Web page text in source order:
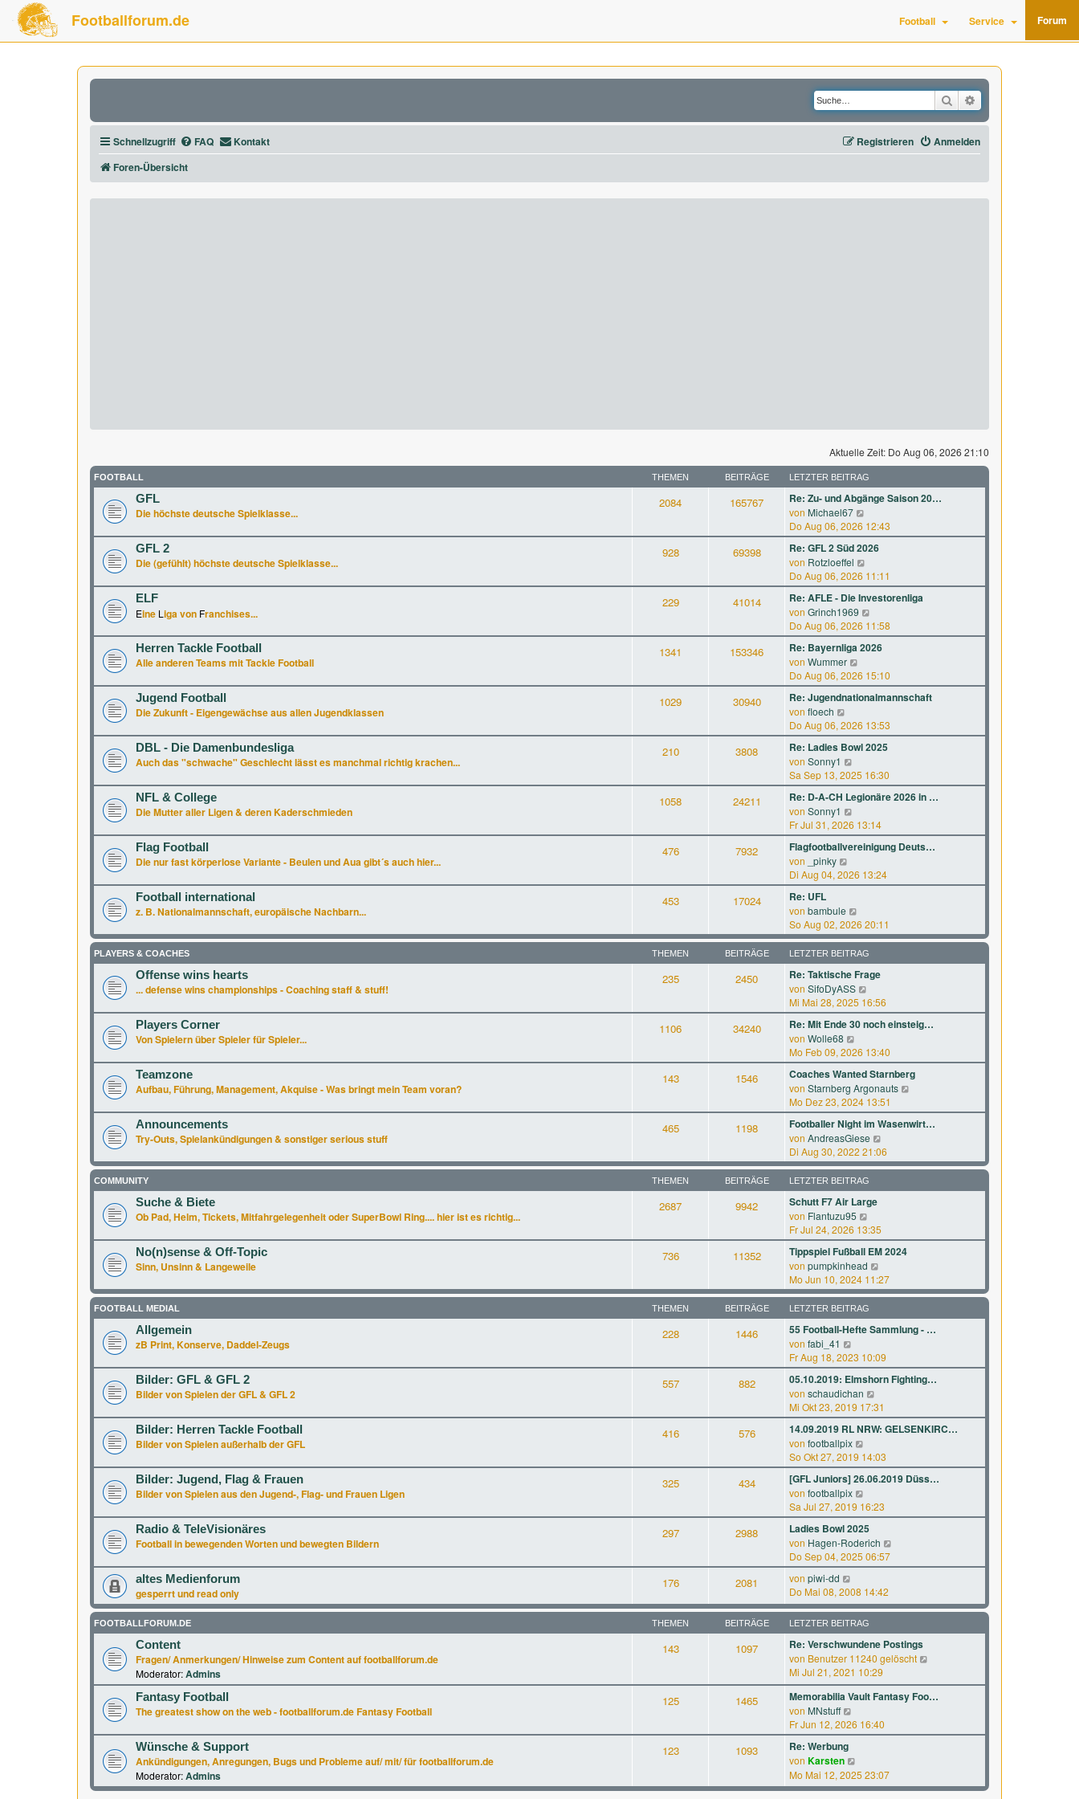
Footballforum.de Football Service Forum
Suche
Schnellzugriff FAQ Kontakt Anmelden
Registrieren
Foren-Übersicht
Aktuelle Zeit: Do Aug 06, 2026 21:10
FOOTBALL THEMEN BEITRÄGE LETZTER BEITRAG
GFL
Die höchste deutsche Spielklasse...
2084 165767 Re: Zu- und Abgänge Saison 20…
von Michael67
e
u
e
t
e
r
B
e
i
r
a
g
Do Aug 06, 2026 12:43
GFL 2
Die (gefühlt) höchste deutsche Spielklasse...
928 69398 Re: GFL 2 Süd 2026
von Rotzloeffel
e
u
e
s
t
e
B
e
i
r
a
g
Do Aug 06, 2026 11:11
ELF
Eine L iga von Franchises...
229 41014 Re: AFLE - Die Investorenliga
von Grinch1969
e
u
e
t
e
B
e
i
r
a
g
Do Aug 06, 2026 11:58
Herren Tackle Football
Alle anderen Teams mit Tackle Football
1341 153346 Re: Bayernliga 2026
von Wummer
e
u
e
t
e
B
e
i
r
a
g
Do Aug 06, 2026 15:10
Jugend Football
Die Zukunft - Eigengewächse aus allen Jugendklassen
1029 30940 Re: Jugendnationalmannschaft
von floech
e
u
e
s
t
e
r
B
e
i
t
r
a
Do Aug 06, 2026 13:53
DBL - Die Damenbundesliga
Auch das "schwache" Geschlecht lässt es manchmal richtig krachen...
210 3808 Re: Ladies Bowl 2025
von Sonny1
e
u
e
t
e
B
e
t
r
a
g
Sa Sep 13, 2025 16:30
NFL & College
Die Mutter aller Ligen & deren Kaderschmieden
1058 24211 Re: D-A-CH Legionäre 2026 in …
von Sonny1
e
u
e
t
r
B
e
i
t
r
a
g
Fr Jul 31, 2026 13:14
Flag Football
Die nur fast körperlose Variante - Beulen und Aua gibt´s auch hier...
476 7932 Flagfootballvereinigung Deuts…
von _pinky
e
u
s
t
e
r
e
i
t
r
a
g
Di Aug 04, 2026 13:24
Football international
z. B. Nationalmannschaft, europäische Nachbarn...
453 17024 Re: UFL
von bambule
e
u
e
s
t
e
r
B
e
i
t
r
a
g
So Aug 02, 2026 20:11
PLAYERS & COACHES THEMEN BEITRÄGE LETZTER BEITRAG
Offense wins hearts
... defense wins championships - Coaching staff & stuff!
235 2450 Re: Taktische Frage
von SifoDyASS
e
u
e
t
e
B
e
i
t
r
a
g
Mi Mai 28, 2025 16:56
Players Corner
Von Spielern über Spieler für Spieler...
1106 34240 Re: Mit Ende 30 noch einsteig…
von Wolle68
e
u
e
s
t
e
B
e
i
t
r
a
g
Mo Feb 09, 2026 13:40
Teamzone
Aufbau, Führung, Management, Akquise - Was bringt mein Team voran?
143 1546 Coaches Wanted Starnberg
von Starnberg Argonauts
u
e
e
t
Mo Dez 23, 2024 13:51
Announcements
Try-Outs, Spielankündigungen & sonstiger serious stuff
465 1198 Footballer Night im Wasenwirt…
von AndreasGiese
e
u
s
B
e
i
t
r
g
Di Aug 30, 2022 21:06
COMMUNITY THEMEN BEITRÄGE LETZTER BEITRAG
Suche & Biete
Ob Pad, Helm, Tickets, Mitfahrgelegenheit oder SuperBowl Ring.... hier ist es richtig...
2687 9942 Schutt F7 Air Large
von Flantuzu95
e
u
e
s
t
e
r
B
e
i
t
r
a
g
Fr Jul 24, 2026 13:35
No(n)sense & Off-Topic
Sinn, Unsinn & Langeweile
736 11352 Tippspiel Fußball EM 2024
von pumpkinhead
e
u
s
t
r
e
i
t
r
g
Mo Jun 10, 2024 11:27
FOOTBALL MEDIAL THEMEN BEITRÄGE LETZTER BEITRAG
Allgemein
zB Print, Konserve, Daddel-Zeugs
228 1446 55 Football-Hefte Sammlung - …
von fabi_41
e
u
e
s
t
e
B
e
i
t
r
a
g
Fr Aug 18, 2023 10:09
Bilder: GFL & GFL 2
Bilder von Spielen der GFL & GFL 2
557 882 05.10.2019: Elmshorn Fighting…
von schaudichan
e
u
e
t
e
B
e
t
r
a
Mi Okt 23, 2019 17:31
Bilder: Herren Tackle Football
Bilder von Spielen außerhalb der GFL
416 576 14.09.2019 RL NRW: GELSENKIRC…
von footballpix
e
u
e
t
e
B
e
t
r
a
g
So Okt 27, 2019 14:03
Bilder: Jugend, Flag & Frauen
Bilder von Spielen aus den Jugend-, Flag- und Frauen Ligen
325 434 [GFL Juniors] 26.06.2019 Düss…
von footballpix
e
u
e
s
t
r
B
e
i
t
r
a
g
Sa Jul 27, 2019 16:23
Radio & TeleVisionäres
Football in bewegenden Worten und bewegten Bildern
297 2988 Ladies Bowl 2025
von Hagen-Roderich
u
t
r
B
e
t
g
Do Sep 04, 2025 06:57
altes Medienforum
gesperrt und read only
176 2081 von piwi-dd
e
u
e
s
t
e
r
B
e
t
g
Do Mai 08, 2008 14:42
FOOTBALLFORUM.DE THEMEN BEITRÄGE LETZTER BEITRAG
Content
Fragen/ Anmerkungen/ Hinweise zum Content auf footballforum.de
Moderator:Admins
143 1097 Re: Verschwundene Postings
von Benutzer 11240 gelöscht
u
e
e
i
Mi Jul 21, 2021 10:29
Fantasy Football
The greatest show on the web - footballforum.de Fantasy Football
125 1465 Memorabilia Vault Fantasy Foo…
von MNstuff
e
u
s
t
e
Fr Jun 12, 2026 16:40
Wünsche & Support
Ankündigungen, Anregungen, Bugs und Probleme auf/ mit/ für footballforum.de
Moderator:Admins
123 1093 Re: Werbung
von Karsten
e
u
Mo Mai 12, 2025 23:07